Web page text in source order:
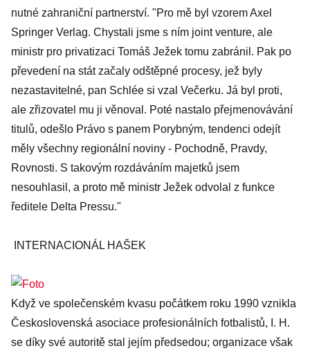
nutné zahraniční partnerství. "Pro mě byl vzorem Axel
Springer Verlag. Chystali jsme s ním joint venture, ale
ministr pro privatizaci Tomáš Ježek tomu zabránil. Pak po
převedení na stát začaly odštěpné procesy, jež byly
nezastavitelné, pan Schlée si vzal Večerku. Já byl proti,
ale zřizovatel mu ji věnoval. Poté nastalo přejmenovávání
titulů, odešlo Právo s panem Porybným, tendenci odejít
měly všechny regionální noviny - Pochodně, Pravdy,
Rovnosti. S takovým rozdáváním majetků jsem
nesouhlasil, a proto mě ministr Ježek odvolal z funkce
ředitele Delta Pressu."
INTERNACIONÁL HAŠEK
Když ve společenském kvasu počátkem roku 1990 vznikla
Československá asociace profesionálních fotbalistů, I. H.
se díky své autoritě stal jejím předsedou; organizace však